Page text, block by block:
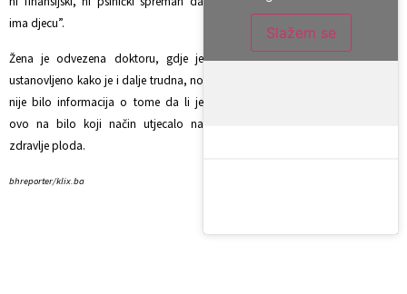
ima djecu”.
Žena je odvezena doktoru, gdje je
ustanovljeno kako je i dalje trudna, no
nije bilo informacija o tome da li je
ovo na bilo koji način utjecalo na
zdravlje ploda.
bhreporter/klix.ba
Slažem se